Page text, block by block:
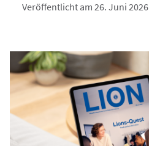
Veröffentlicht am 26. Juni 2026